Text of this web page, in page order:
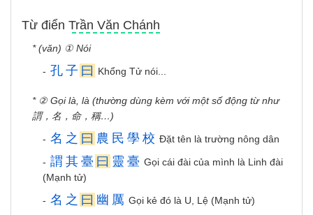
Từ điển Trần Văn Chánh
* (văn) ① Nói
- 孔 子 曰 Khổng Tử nói...
* ② Gọi là, là (thường dùng kèm với một số động từ như
謂，名，命，稱…)
- 名 之 曰 農 民 學 校 Đặt tên là trường nông dân
- 謂 其 臺 曰 靈 臺 Gọi cái đài của mình là Linh đài
(Mạnh tử)
- 名 之 曰 幽 厲 Gọi kẻ đó là U, Lệ (Mạnh tử)